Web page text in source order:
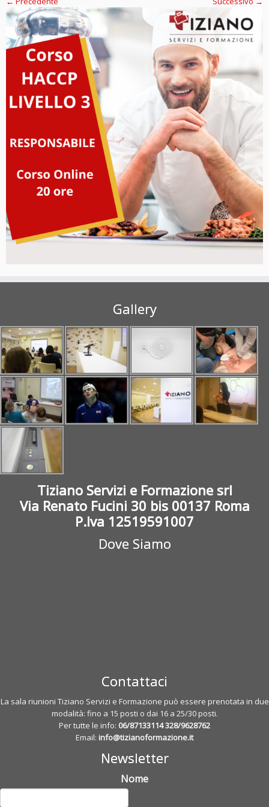
Gallery
Tiziano Servizi e Formazione srl
Via Renato Fucini 30 bis 00137 Roma
P.Iva 12519591007
Dove Siamo
Contattaci
La sala riunioni Tiziano Servizi e Formazione può essere prenotata in due
modalità: fino a 15 posti o dai 16 a 25/30 posti.
Per tutte le info: 06/87133114328/9628762
Email: info@tizianoformazione.it
Newsletter
Nome